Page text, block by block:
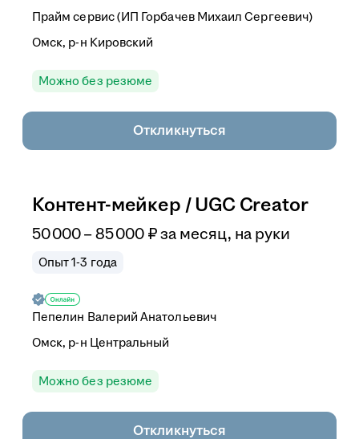
Прайм сервис (ИП Горбачев Михаил Сергеевич)
Омск, р-н Кировский
Можно без резюме
Откликнуться
Контент-мейкер / UGC Creator
50 000–85 000 ₽ за месяц, на руки
Опыт 1-3 года
Пепелин Валерий Анатольевич
Омск, р-н Центральный
Можно без резюме
Откликнуться